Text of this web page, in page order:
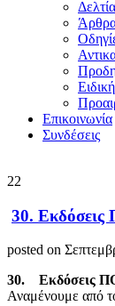
Επικοινωνία
Συνδέσεις
22
30.
posted on
30. Εκδόσεις
Αναμένουμε από